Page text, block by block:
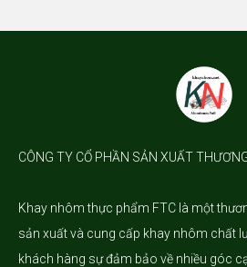
CÔNG TY CỔ PHẦN SẢN XUẤT
Khay nhômthực phẩm FTC là một
sản xuất và cung cấp khay nhôm chất
khách hàng sự đảm bảo về nhiều góc